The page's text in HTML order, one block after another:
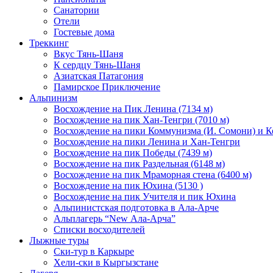
Санатории
Отели
Гостевые дома
Треккинг
Вкус Тянь-Шаня
К сердцу Тянь-Шаня
Азиатская Патагония
Памирское Приключение
Альпинизм
Восхождение на Пик Ленина (7134 м)
Восхождение на пик Хан-Тенгри (7010 м)
Восхождение на пики Коммунизма (И. Сомони) и
Восхождение на пики Ленина и Хан-Тенгри
Восхождение на пик Победы (7439 м)
Восхождение на пик Раздельная (6148 м)
Восхождение на пик Мраморная стена (6400 м)
Восхождение на пик Юхина (5130 )
Восхождение на пик Учителя и пик Юхина
Альпинистская подготовка в Ала-Арче
Альплагерь “New Ала-Арча”
Списки восходителей
Лыжные туры
Ски-тур в Каркыре
Хели-ски в Кыргызстане